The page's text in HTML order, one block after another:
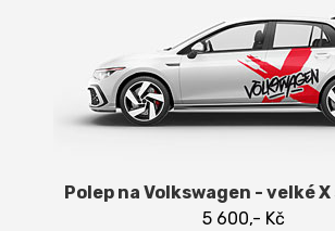
Polep na Volkswagen - velké
5 600,- Kč